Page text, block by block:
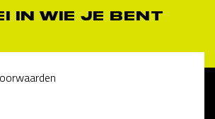
IN WIE JE BENT